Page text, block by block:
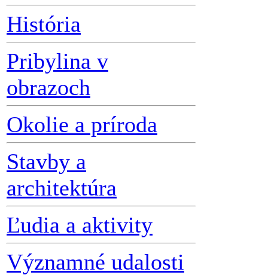
História
Pribylina v
obrazoch
Okolie a príroda
Stavby a
architektúra
Ľudia a aktivity
Významné udalosti